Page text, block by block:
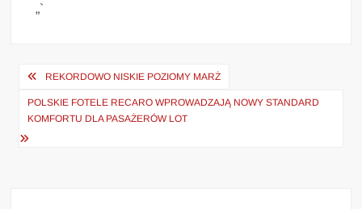
„`
Nawigacja
wpisu
REKORDOWO NISKIE POZIOMY MARŻ
POLSKIE FOTELE RECARO WPROWADZAJĄ NOWY STANDARD
KOMFORTU DLA PASAŻERÓW LOT